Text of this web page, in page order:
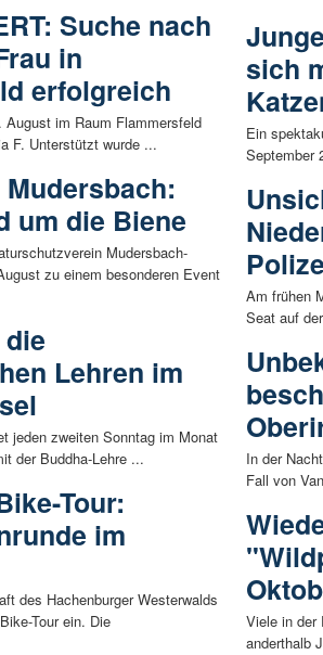
Suche nach
in
erfolgreich
im Raum Flammersfeld
F. Unterstützt wurde ...
um die Biene
Mudersbach-
zu einem besonderen Event
Lehren im
jeden zweiten Sonntag im Monat
der Buddha-Lehre ...
Tour:
im
des Hachenburger Westerwalds
Tour ein. Die
sich
Ein
September
Am frühen
Seat auf
In der
Fall von
Viele in der
anderthalb